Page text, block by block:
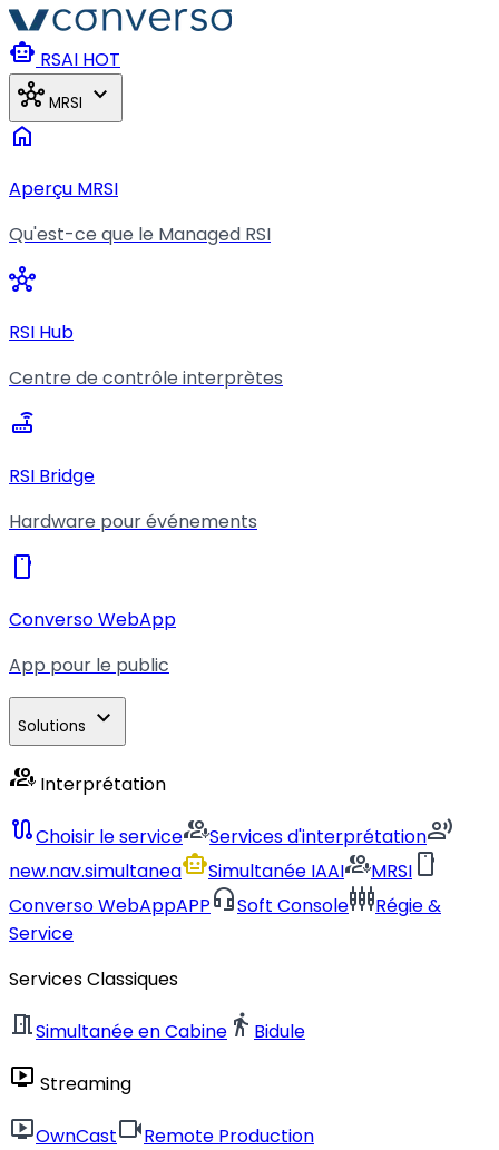
Aller au contenu principal
smart_toy RSAI HOT
hub MRSI expand_more
home
Aperçu MRSI
Qu'est-ce que le Managed RSI
hub
RSI Hub
Centre de contrôle interprètes
router
RSI Bridge
Hardware pour événements
smartphone
Converso WebApp
App pour le public
Solutions expand_more
interpreter_mode Interprétation
routeChoisir le serviceinterpreter_modeServices d'interprétationrecord_voice_over
new.nav.simultaneasmart_toySimultanée IAAIinterpreter_modeMRSI smartphone
Converso WebAppAPPheadset_micSoft Consolesettings_input_componentRégie &
Service
Services Classiques
meeting_roomSimultanée en Cabine directions_walk Bidule
live_tv Streaming
live_tvOwnCastvideocamRemote Production